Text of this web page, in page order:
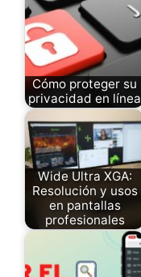
Cómo proteger su
privacidad en línea
Wide Ultra XGA:
Resolución y usos
en pantallas
profesionales